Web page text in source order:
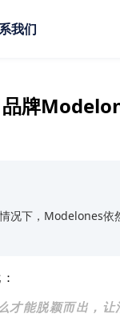
我们
牌
况下，Modelones
才能脱颖而出，让